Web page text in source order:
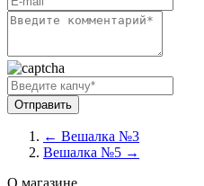
← Вешалка №3
Вешалка №5 →
О магазине